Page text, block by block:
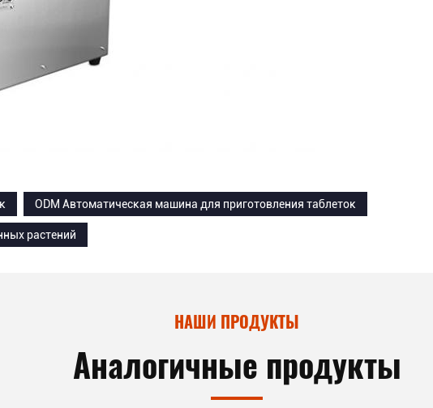
ODM Автоматическая машина для приготовления таблеток
растений
НАШИ ПРОДУКТЫ
Аналогичные продукты